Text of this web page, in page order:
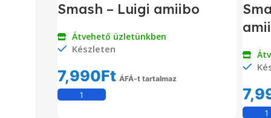
Smash – Luigi amiibo
Átvehető üzletünkben
Készleten
7,990Ft ÁFÁ-t tartalmaz